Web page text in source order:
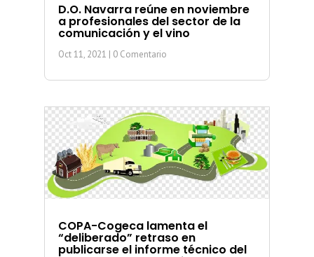
D.O. Navarra reúne en noviembre
a profesionales del sector de la
comunicación y el vino
Oct 11, 2021 | 0 Comentario
COPA-Cogeca lamenta el
“deliberado” retraso en
publicarse el informe técnico del